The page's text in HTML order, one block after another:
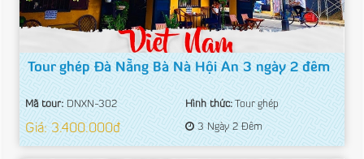
Tour ghép Đà Nẵng Bà Nà Hội An 3 ngày 2 đêm
Mã tour: DNXN-302 Hình thức:Tour ghép
Giá: 3.400.000đ 3 Ngày 2 Đêm